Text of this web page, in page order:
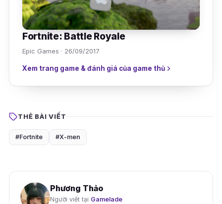
Fortnite: Battle Royale
Epic Games · 26/09/2017
Xem trang game & đánh giá của game thủ
THẺ BÀI VIẾT
#Fortnite #X-men
Phương Thảo
Người viết tại Gamelade